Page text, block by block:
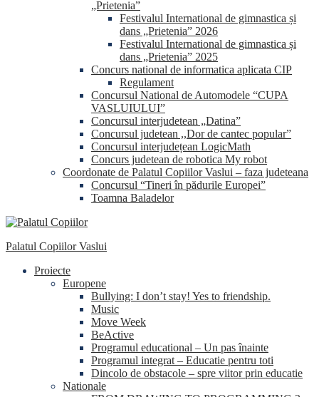
„Prietenia”
Festivalul International de gimnastica și
dans „Prietenia” 2026
Festivalul International de gimnastica și
dans „Prietenia” 2025
Concurs national de informatica aplicata CIP
Regulament
Concursul National de Automodele “CUPA
VASLUIULUI”
Concursul interjudetean „Datina”
Concursul judetean ,,Dor de cantec popular”
Concursul interjudețean LogicMath
Concurs judetean de robotica My robot
Coordonate de Palatul Copiilor Vaslui – faza judeteana
Concursul “Tineri în pădurile Europei”
Toamna Baladelor
Palatul Copiilor Vaslui
Proiecte
Europene
Bullying: I don’t stay! Yes to friendship.
Music
Move Week
BeActive
Programul educational – Un pas înainte
Programul integrat – Educatie pentru toti
Dincolo de obstacole – spre viitor prin educatie
Nationale